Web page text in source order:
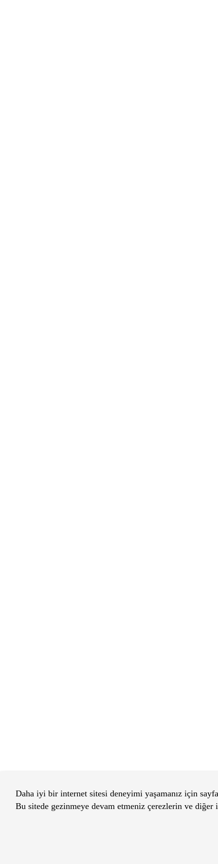
Daha iyi bir internet sitesi deneyimi yaşamanız için
Bu sitede gezinmeye devam etmeniz çerezlerin ve